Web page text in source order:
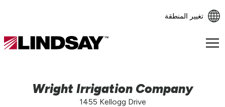
تغيير المنطقة
Lindsay.
Wright Irrigation Company
1455 Kellogg Drive